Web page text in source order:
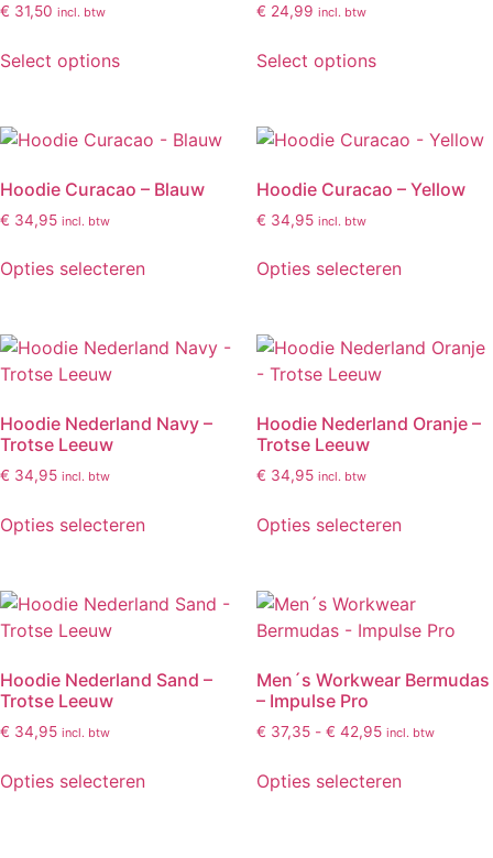
€ 31,50 incl. btw
Select options
€ 24,99 incl. btw
Select options
Hoodie Curacao – Blauw
€ 34,95 incl. btw
Opties selecteren
Hoodie Curacao – Yellow
€ 34,95 incl. btw
Opties selecteren
Hoodie Nederland Navy –
Trotse Leeuw
€ 34,95 incl. btw
Opties selecteren
Hoodie Nederland Oranje –
Trotse Leeuw
€ 34,95 incl. btw
Opties selecteren
Hoodie Nederland Sand –
Trotse Leeuw
€ 34,95 incl. btw
Opties selecteren
Men´s Workwear Bermudas
– Impulse Pro
€ 37,35 - € 42,95 incl. btw
Opties selecteren